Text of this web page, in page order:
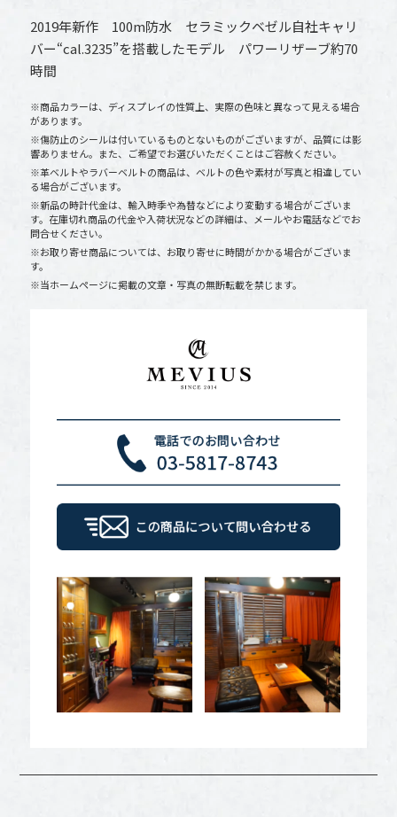
2019年新作 100m防水 セラミックベゼル自社キャリ
バー“cal.3235”を搭載したモデル パワーリザーブ約70
時間
※商品カラーは、ディスプレイの性質上、実際の色味と異なって見える場合
があります。
※傷防止のシールは付いているものとないものがございますが、品質には影
響ありません。また、ご希望でお選びいただくことはご容赦ください。
※革ベルトやラバーベルトの商品は、ベルトの色や素材が写真と相違してい
る場合がございます。
※新品の時計代金は、輸入時季や為替などにより変動する場合がございま
す。在庫切れ商品の代金や入荷状況などの詳細は、メールやお電話などでお
問合せください。
※お取り寄せ商品については、お取り寄せに時間がかかる場合がございま
す。
※当ホームページに掲載の文章・写真の無断転載を禁じます。